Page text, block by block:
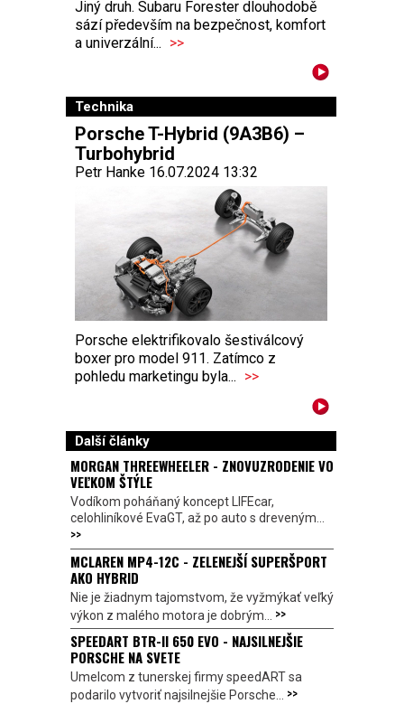
Jiný druh. Subaru Forester dlouhodobě
sází především na bezpečnost, komfort
a univerzální... >>
Technika
Porsche T-Hybrid (9A3B6) –
Turbohybrid
Petr Hanke 16.07.2024 13:32
Porsche elektrifikovalo šestiválcový
boxer pro model 911. Zatímco z
pohledu marketingu byla... >>
Další články
MORGAN THREEWHEELER - ZNOVUZRODENIE VO
VEĽKOM ŠTÝLE
Vodíkom poháňaný koncept LIFEcar,
celohliníkové EvaGT, až po auto s dreveným...
>>
MCLAREN MP4-12C - ZELENEJŠÍ SUPERŠPORT
AKO HYBRID
Nie je žiadnym tajomstvom, že vyžmýkať veľký
výkon z malého motora je dobrým... >>
SPEEDART BTR-II 650 EVO - NAJSILNEJŠIE
PORSCHE NA SVETE
Umelcom z tunerskej firmy speedART sa
podarilo vytvoriť najsilnejšie Porsche... >>